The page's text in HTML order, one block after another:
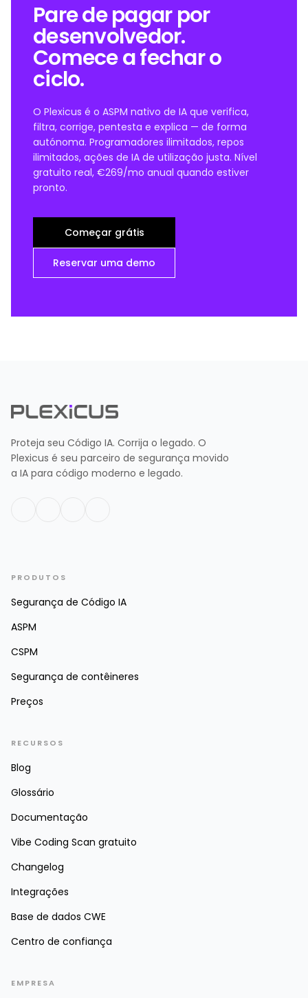
Pare de pagar por
desenvolvedor.
Comece a fechar o
ciclo.
O Plexicus é o ASPM nativo de IA que verifica,
filtra, corrige, pentesta e explica — de forma
autónoma. Programadores ilimitados, repos
ilimitados, ações de IA de utilização justa. Nível
gratuito real, €269/mo anual quando estiver
pronto.
Começar grátis
Reservar uma demo
Proteja seu Código IA. Corrija o legado. O
Plexicus é seu parceiro de segurança movido
a IA para código moderno e legado.
PRODUTOS
Segurança de Código IA
ASPM
CSPM
Segurança de contêineres
Preços
RECURSOS
Blog
Glossário
Documentação
Vibe Coding Scan gratuito
Changelog
Integrações
Base de dados CWE
Centro de confiança
EMPRESA